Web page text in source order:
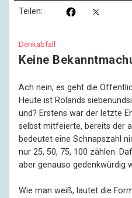
Kinosaal
Teilen:
Denkabfall
Keine
Ach nein, es geht die
Heute ist Rolands
und? Erstens war der letzte
selbst mitfeierte, bereits der
bedeutet eine Schnapszahl
nur 25, 50, 75, 100 zählen.
aber genauso gedenkwürdig
Wie man weiß, lautet die